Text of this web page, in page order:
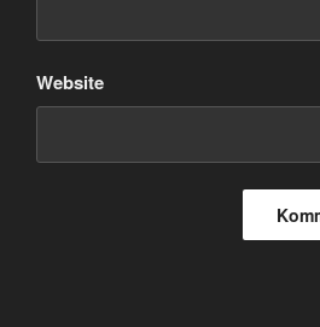
Website